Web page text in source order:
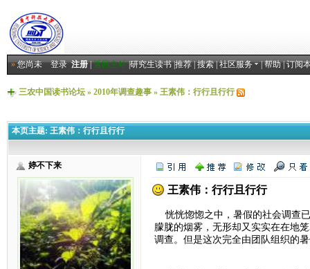
»您尚未登录 注册|返回主站|研究生读书|推荐|搜索|社区服务 |帮助|订阅
三农中国读书论坛» 2010年调查趣事» 王素伟：行行且行行
本页主题: 王素伟：行行且行行
婷不下来
王素伟：行行且行行
恍恍惚惚之中，暑假的社会调查
朦胧的烟雾，无形却又实实在在地
调查。但是这次完全由团队组织的